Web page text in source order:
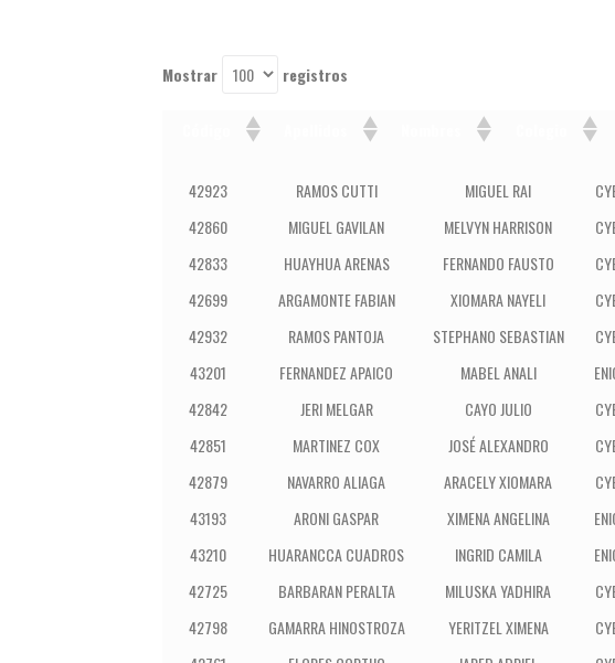
Mostrar registros
Código Apellidos Nombres
42923 RAMOS CUTTI MIGUEL RAI
42860
MIGUEL GAVILAN MELVYN HARRISON
42833
HUAYHUA ARENAS FERNANDO FAUSTO
42699
ARGAMONTE FABIAN XIOMARA NAYELI
42932
RAMOS PANTOJA STEPHANO SEBASTIAN
43201
FERNANDEZ APAICO MABEL ANALI
42842
JERI MELGAR CAYO JULIO
42851
MARTINEZ COX JOSÉ ALEXANDRO
42879
NAVARRO ALIAGA ARACELY XIOMARA
43193
ARONI GASPAR XIMENA ANGELINA
43210
HUARANCCA CUADROS INGRID CAMILA
42725
BARBARAN PERALTA MILUSKA YADHIRA
42798
GAMARRA HINOSTROZA YERITZEL XIMENA